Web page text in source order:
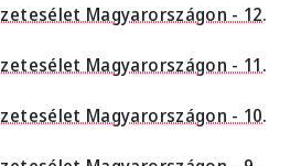
Magyarországon - 12.
Magyarországon - 11.
Magyarországon - 10.